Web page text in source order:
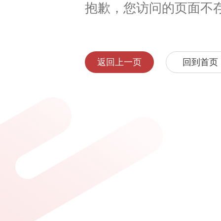
抱歉，您访问的页面不
返回上一页 回到首页